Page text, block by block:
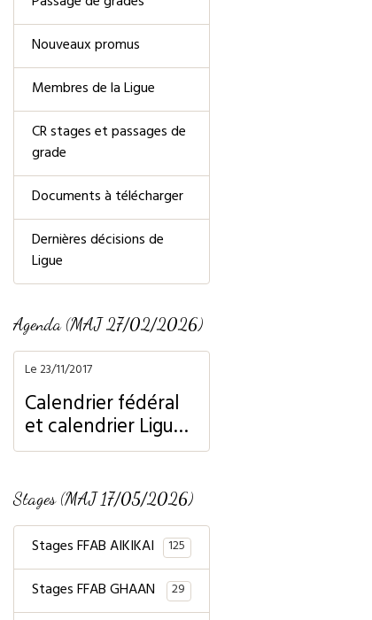
Nouveaux promus
Membres de la Ligue
CR stages et passages de
grade
Documents à télécharger
Dernières décisions de
Ligue
Agenda (MAJ 27/02/2026)
Le 23/11/2017
Calendrier fédéral
et calendrier Ligue
Normandie
Stages (MAJ 17/05/2026)
Stages FFAB AIKIKAI 125
Stages FFAB GHAAN 29